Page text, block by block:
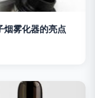
烟雾化器的亮点